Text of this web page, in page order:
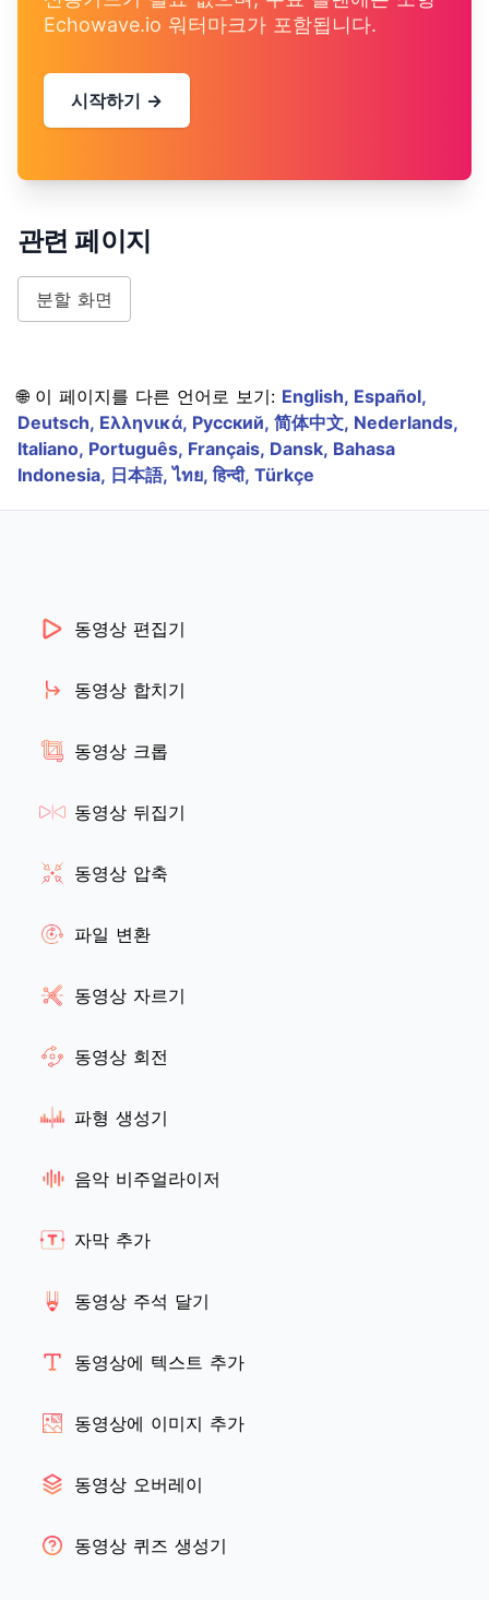
Echowave.io 워터마크가 포함됩니다.
시작하기 →
관련 페이지
분할 화면
🌐 이 페이지를 다른 언어로 보기: English, Español,
Deutsch, Ελληνικά, Русский, 简体中文, Nederlands,
Italiano, Português, Français, Dansk, Bahasa
Indonesia, 日本語,ไทย,हिन्दी, Türkçe
동영상 편집기
동영상 합치기
동영상 크롭
동영상 뒤집기
동영상 압축
파일 변환
동영상 자르기
동영상 회전
파형 생성기
음악 비주얼라이저
자막 추가
동영상 주석 달기
동영상에 텍스트 추가
동영상에 이미지 추가
동영상 오버레이
동영상 퀴즈 생성기